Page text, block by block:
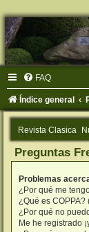
FAQ
Índice general
Revista Clasica
Preguntas
Problemas
¿Por qué me
¿Qué es COPPA?
¿Por qué no
Me he registrado